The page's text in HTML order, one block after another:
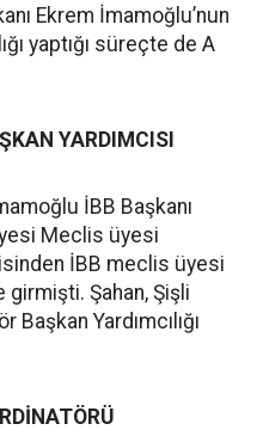
Ekrem İmamoğlu’nun
yaptığı süreçte de A
YARDIMCISI
İBB Başkanı
Meclis üyesi
İBB meclis üyesi
Şahan, Şişli
Yardımcılığı